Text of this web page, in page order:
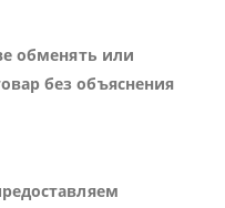
обменять или
без объяснения